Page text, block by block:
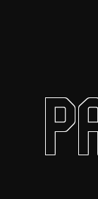
Offres